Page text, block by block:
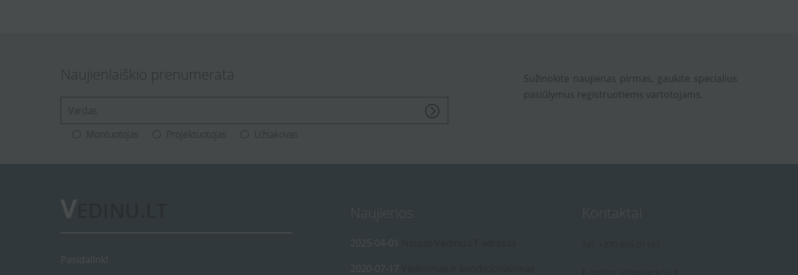
Naujienlaiškio prenumerata
Montuotojas Projektuotojas Užsakovas
Sužinokite naujienas pirmas, gaukite specialius
pasiūlymus registruotiems vartotojams.
Pasidalink!
Naujienos
2025-04-01
2020-07-17
Kontaktai